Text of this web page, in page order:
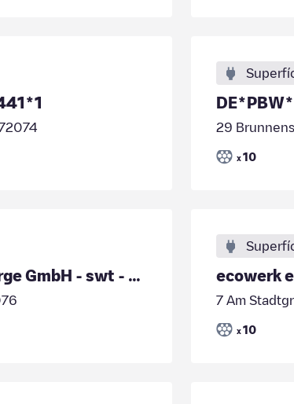
29
x 10
ecowerk e-charge GmbH - swt - Universitätsklinikum
7 Am
x 10